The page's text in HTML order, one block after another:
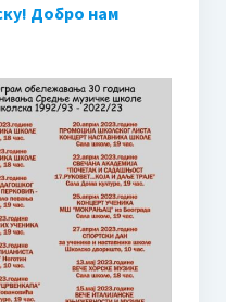
Добро нам